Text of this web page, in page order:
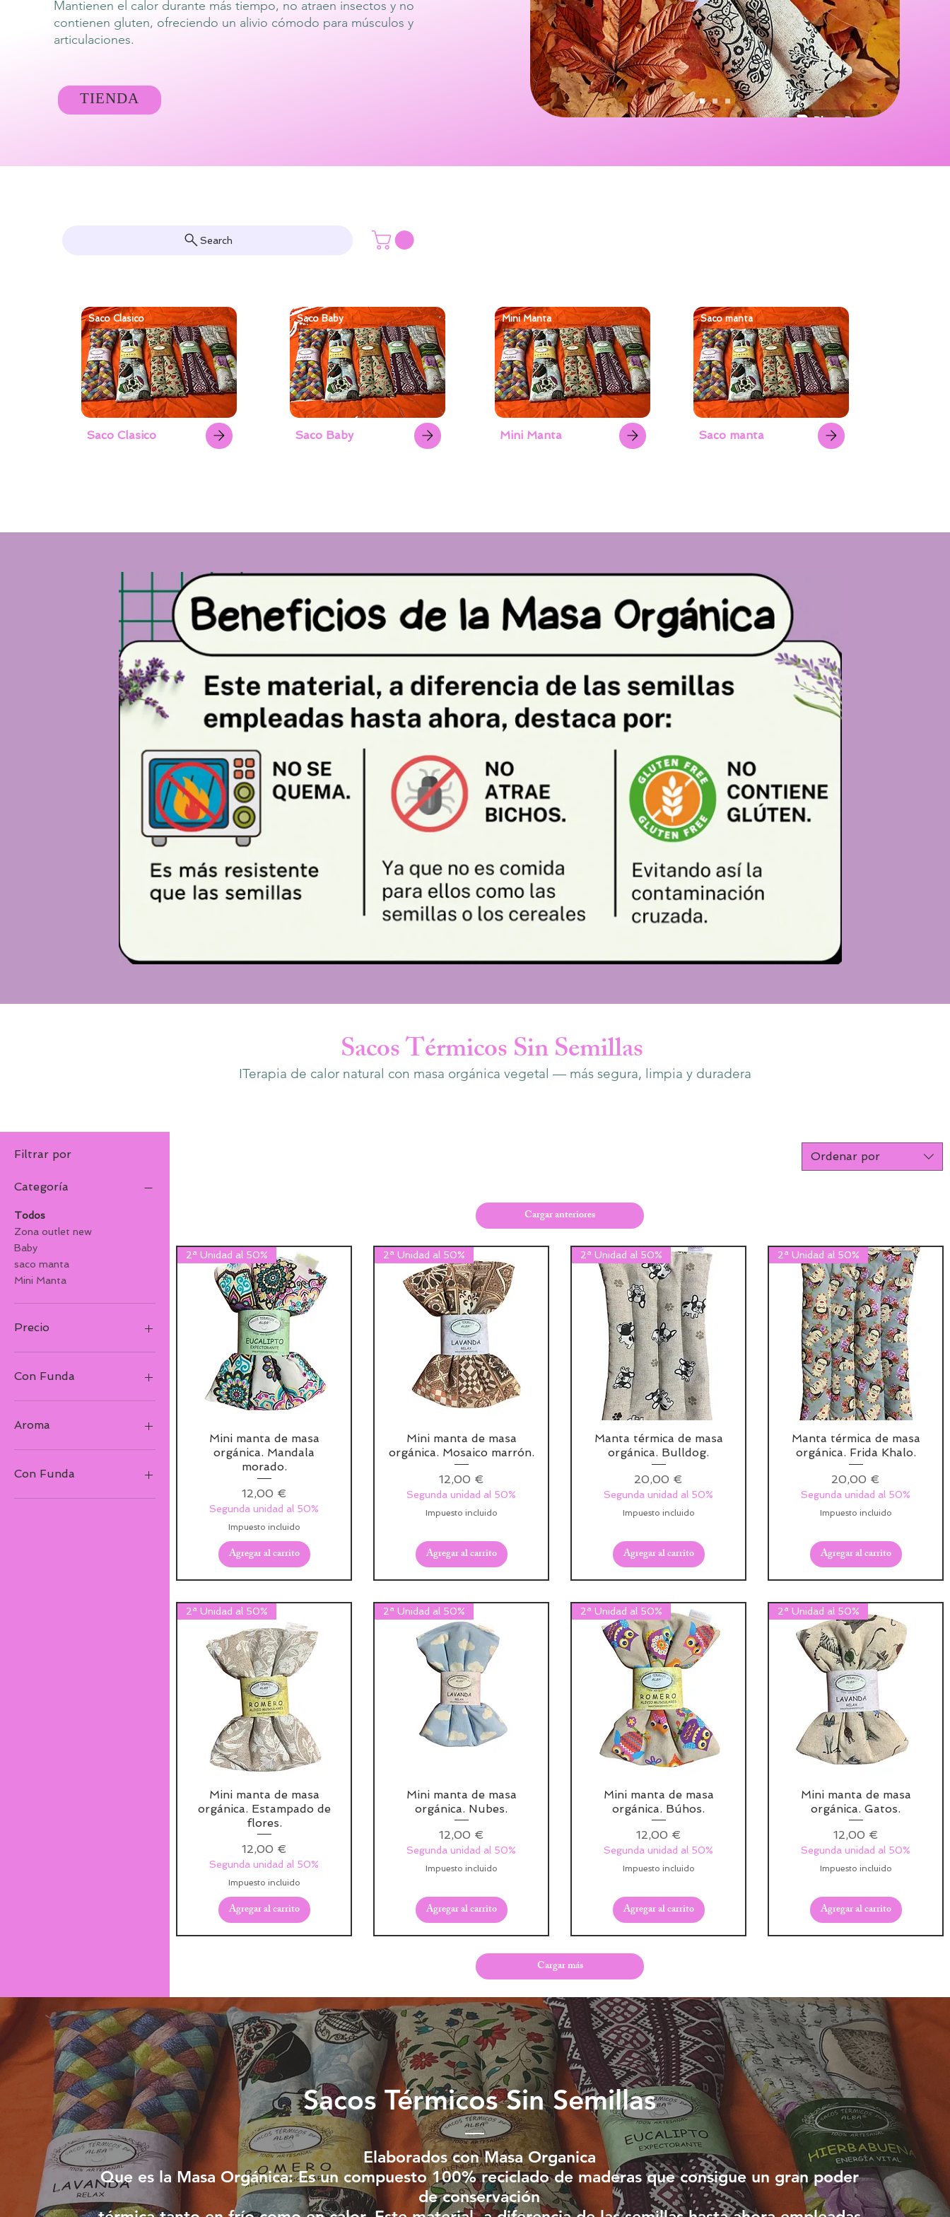
Mantienen el calor durante más tiempo, no atraen insectos y no
contienen gluten, ofreciendo un alivio cómodo para músculos y
articulaciones.
TIENDA
Search
Saco Clasico
Saco Clasico
Saco Baby
Saco Baby
Mini Manta
Mini Manta
Saco manta
Saco manta
Sacos Térmicos Sin Semillas
ITerapia de calor natural con masa orgánica vegetal — más segura, limpia y duradera
Filtrar por
Categoría
Todos
Zona outlet new
Baby
saco manta
Mini Manta
Precio
Con Funda
Aroma
Eucalipto
Hierbabuena
Romero
Con Funda
Con funda
Ordenar por
Cargar anteriores
2ª Unidad al 50%
Mini manta de masa
orgánica. Mandala
morado.
Precio
12,00 €
Segunda unidad al 50%
Impuesto incluido
Agregar al carrito
2ª Unidad al 50%
Mini manta de masa
orgánica. Mosaico marrón.
Precio
12,00 €
Segunda unidad al 50%
Impuesto incluido
Agregar al carrito
2ª Unidad al 50%
Manta térmica de masa
orgánica. Bulldog.
Precio
20,00 €
Segunda unidad al 50%
Impuesto incluido
Agregar al carrito
2ª Unidad al 50%
Manta térmica de masa
orgánica. Frida Khalo.
Precio
20,00 €
Segunda unidad al 50%
Impuesto incluido
Agregar al carrito
2ª Unidad al 50%
Mini manta de masa
orgánica. Estampado de
flores.
Precio
12,00 €
Segunda unidad al 50%
Impuesto incluido
Agregar al carrito
2ª Unidad al 50%
Mini manta de masa
orgánica. Nubes.
Precio
12,00 €
Segunda unidad al 50%
Impuesto incluido
Agregar al carrito
2ª Unidad al 50%
Mini manta de masa
orgánica. Búhos.
Precio
12,00 €
Segunda unidad al 50%
Impuesto incluido
Agregar al carrito
2ª Unidad al 50%
Mini manta de masa
orgánica. Gatos.
Precio
12,00 €
Segunda unidad al 50%
Impuesto incluido
Agregar al carrito
Cargar más
Sacos TérmicosSin Semillas
Elaborados con Masa Organica​
Que es la Masa Orgánica: Es un compuesto 100% reciclado de maderas que consigue un gran poder
de conservación